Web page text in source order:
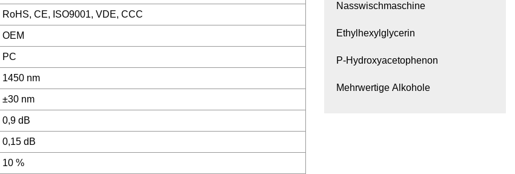
RoHS, CE, ISO9001, VDE, CCC
OEM
PC
1450 nm
±30 nm
0,9 dB
0,15 dB
10 %
Nasswischmaschine
Ethylhexylglycerin
P-Hydroxyacetophenon
Mehrwertige Alkohole